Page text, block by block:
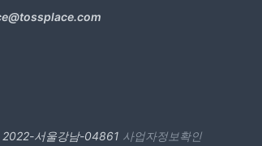
2022-서울강남-04861 사업자정보확인